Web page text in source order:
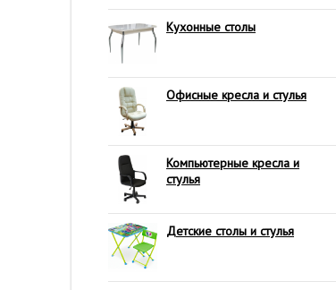
Кухонные столы
Офисные кресла и стулья
Компьютерные кресла и
стулья
Детские столы и стулья